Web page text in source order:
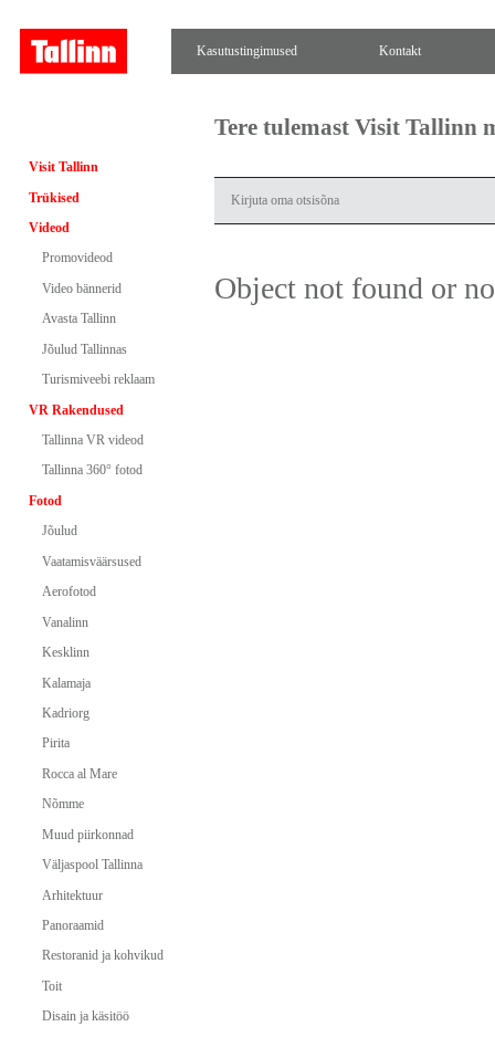
Kasutustingimused Kontakt
Visit Tallinn
Trükised
Videod
Promovideod
Video bännerid
Avasta Tallinn
Jõulud Tallinnas
Turismiveebi reklaam
VR Rakendused
Tallinna VR videod
Tallinna 360° fotod
Fotod
Jõulud
Vaatamisväärsused
Aerofotod
Vanalinn
Kesklinn
Kalamaja
Kadriorg
Pirita
Rocca al Mare
Nõmme
Muud piirkonnad
Väljaspool Tallinna
Arhitektuur
Panoraamid
Restoranid ja kohvikud
Toit
Disain ja käsitöö
Tere tulemast Visit Tallinn
Object not found or